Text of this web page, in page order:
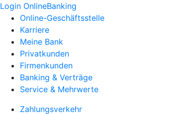
Login OnlineBanking
Online-Geschäftsstelle
Karriere
Meine Bank
Privatkunden
Firmenkunden
Banking & Verträge
Service & Mehrwerte
Zahlungsverkehr